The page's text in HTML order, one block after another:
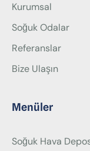
Kurumsal
Soğuk Odalar
Referanslar
Bize Ulaşın
Menüler
Soğuk Hava